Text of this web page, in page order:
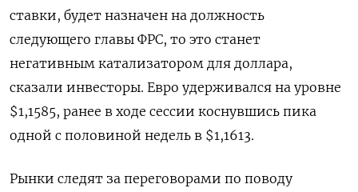
ставки, будет назначен на должность
следующего главы ФРС, то это станет
негативным катализатором для доллара,
сказали инвесторы. Евро удерживался на уровне
$1,1585​, ранее в ходе сессии коснувшись пика
одной с половиной недель в $1,1613.
Рынки следят за переговорами по поводу